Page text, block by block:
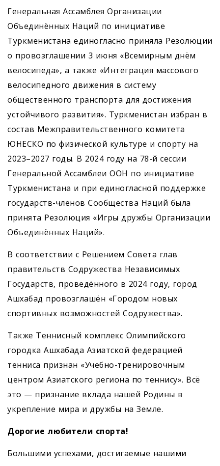
Генеральная Ассамблея Организации
Объединённых Наций по инициативе
Туркменистана единогласно приняла Резолюции
о провозглашении 3 июня «Всемирным днём
велосипеда», а также «Интеграция массового
велосипедного движения в систему
общественного транспорта для достижения
устойчивого развития». Туркменистан избран в
состав Межправительственного комитета
ЮНЕСКО по физической культуре и спорту на
2023–2027 годы. В 2024 году на 78-й сессии
Генеральной Ассамблеи ООН по инициативе
Туркменистана и при единогласной поддержке
государств-членов Сообщества Наций была
принята Резолюция «Игры дружбы Организации
Объединённых Наций».
В соответствии с Решением Совета глав
правительств Содружества Независимых
Государств, проведённого в 2024 году, город
Ашхабад провозглашён «Городом новых
спортивных возможностей Содружества».
Также Теннисный комплекс Олимпийского
городка Ашхабада Азиатской федерацией
тенниса признан «Учебно-тренировочным
центром Азиатского региона по теннису». Всё
это — признание вклада нашей Родины в
укрепление мира и дружбы на Земле.
Дорогие любители спорта!
Большими успехами, достигаемые нашими